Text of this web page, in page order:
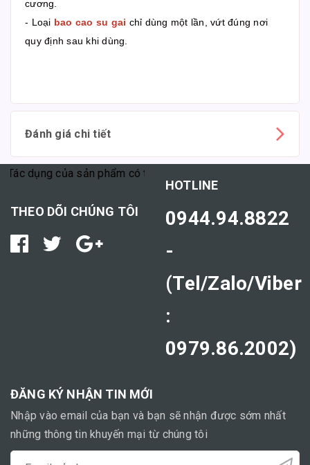
cương.
- Loại bao cao su gai chỉ dùng một lần, vứt đúng nơi
quy định sau khi dùng.
Đánh giá chi tiết
dụng của sản phẩm có thể tùy thuộc vào cơ địa mỗi người."
THEO DÕI CHÚNG TÔI
HOTLINE
0944.94.8822
-
(Tel/Zalo/Viber
:
0979.86.2002)
ĐĂNG KÝ NHẬN TIN MỚI
Nhập vào email của bạn và bạn sẽ nhận được sớm nhất
những thông tin khuyến mại từ chúng tôi